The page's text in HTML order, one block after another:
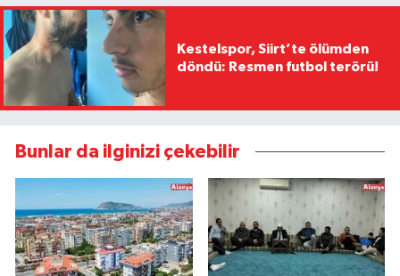
Kestelspor, Siirt’te ölümden
döndü: Resmen futbol terörü!
Bunlar da ilginizi çekebilir